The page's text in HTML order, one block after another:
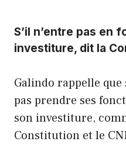
S’il n’entre pas en
investiture, dit la
Galindo rappelle que
pas prendre ses
son investiture,
Constitution et le